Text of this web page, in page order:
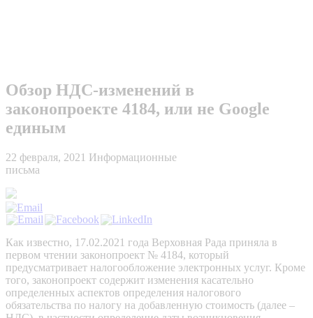
Обзор НДС-изменений в
законопроекте 4184, или не Google
единым
22 февраля, 2021 Информационные
письма
Как известно, 17.02.2021 года Верховная Рада приняла в
первом чтении законопроект № 4184, который
предусматривает налогообложение электронных услуг. Кроме
того, законопроект содержит изменения касательно
определенных аспектов определения налогового
обязательства по налогу на добавленную стоимость (далее –